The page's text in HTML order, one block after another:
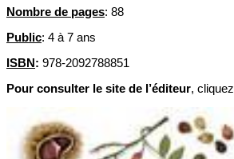
Nombre de pages: 88
Public: 4 à 7 ans
ISBN: 978-2092788851
Pour consulter le site de l’éditeur, cliquez